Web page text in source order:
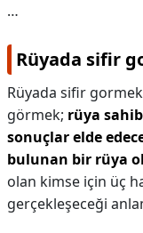
…
Rüyada sifir
Rüyada sifir
görmek; rüya
sonuçlar elde
bulunan bir rüya
olan kimse için üç
gerçekleşeceği